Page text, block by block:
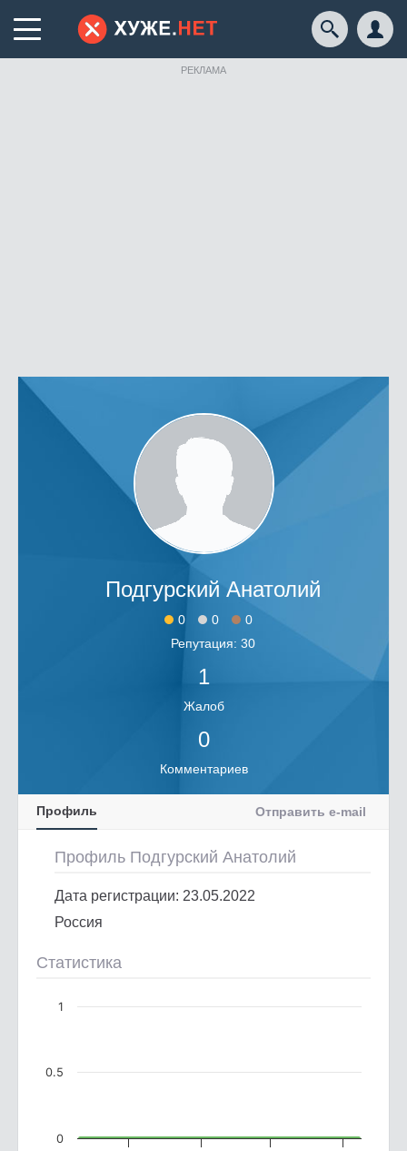
РЕКЛАМА
Подгурский Анатолий
0 0
0
Репутация: 30
1
Жалоб
0
Комментариев
Профиль Отправить e-mail
Профиль Подгурский Анатолий
Дата регистрации: 23.05.2022
Россия
Статистика
0
0.5
1